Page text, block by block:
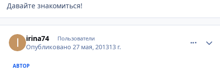
Давайте знакомиться!
irina74 Пользователи
Опубликовано27 мая, 201313 г.
АВТОР